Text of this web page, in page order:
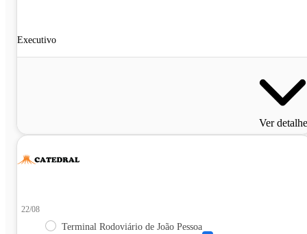
Executivo
Ver
22/08
Terminal Rodoviário de João Pessoa